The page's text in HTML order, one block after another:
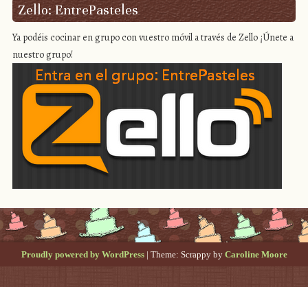
Zello: EntrePasteles
Ya podéis cocinar en grupo con vuestro móvil a través de Zello ¡Únete a
nuestro grupo!
Proudly powered by WordPress | Theme: Scrappy by Caroline Moore